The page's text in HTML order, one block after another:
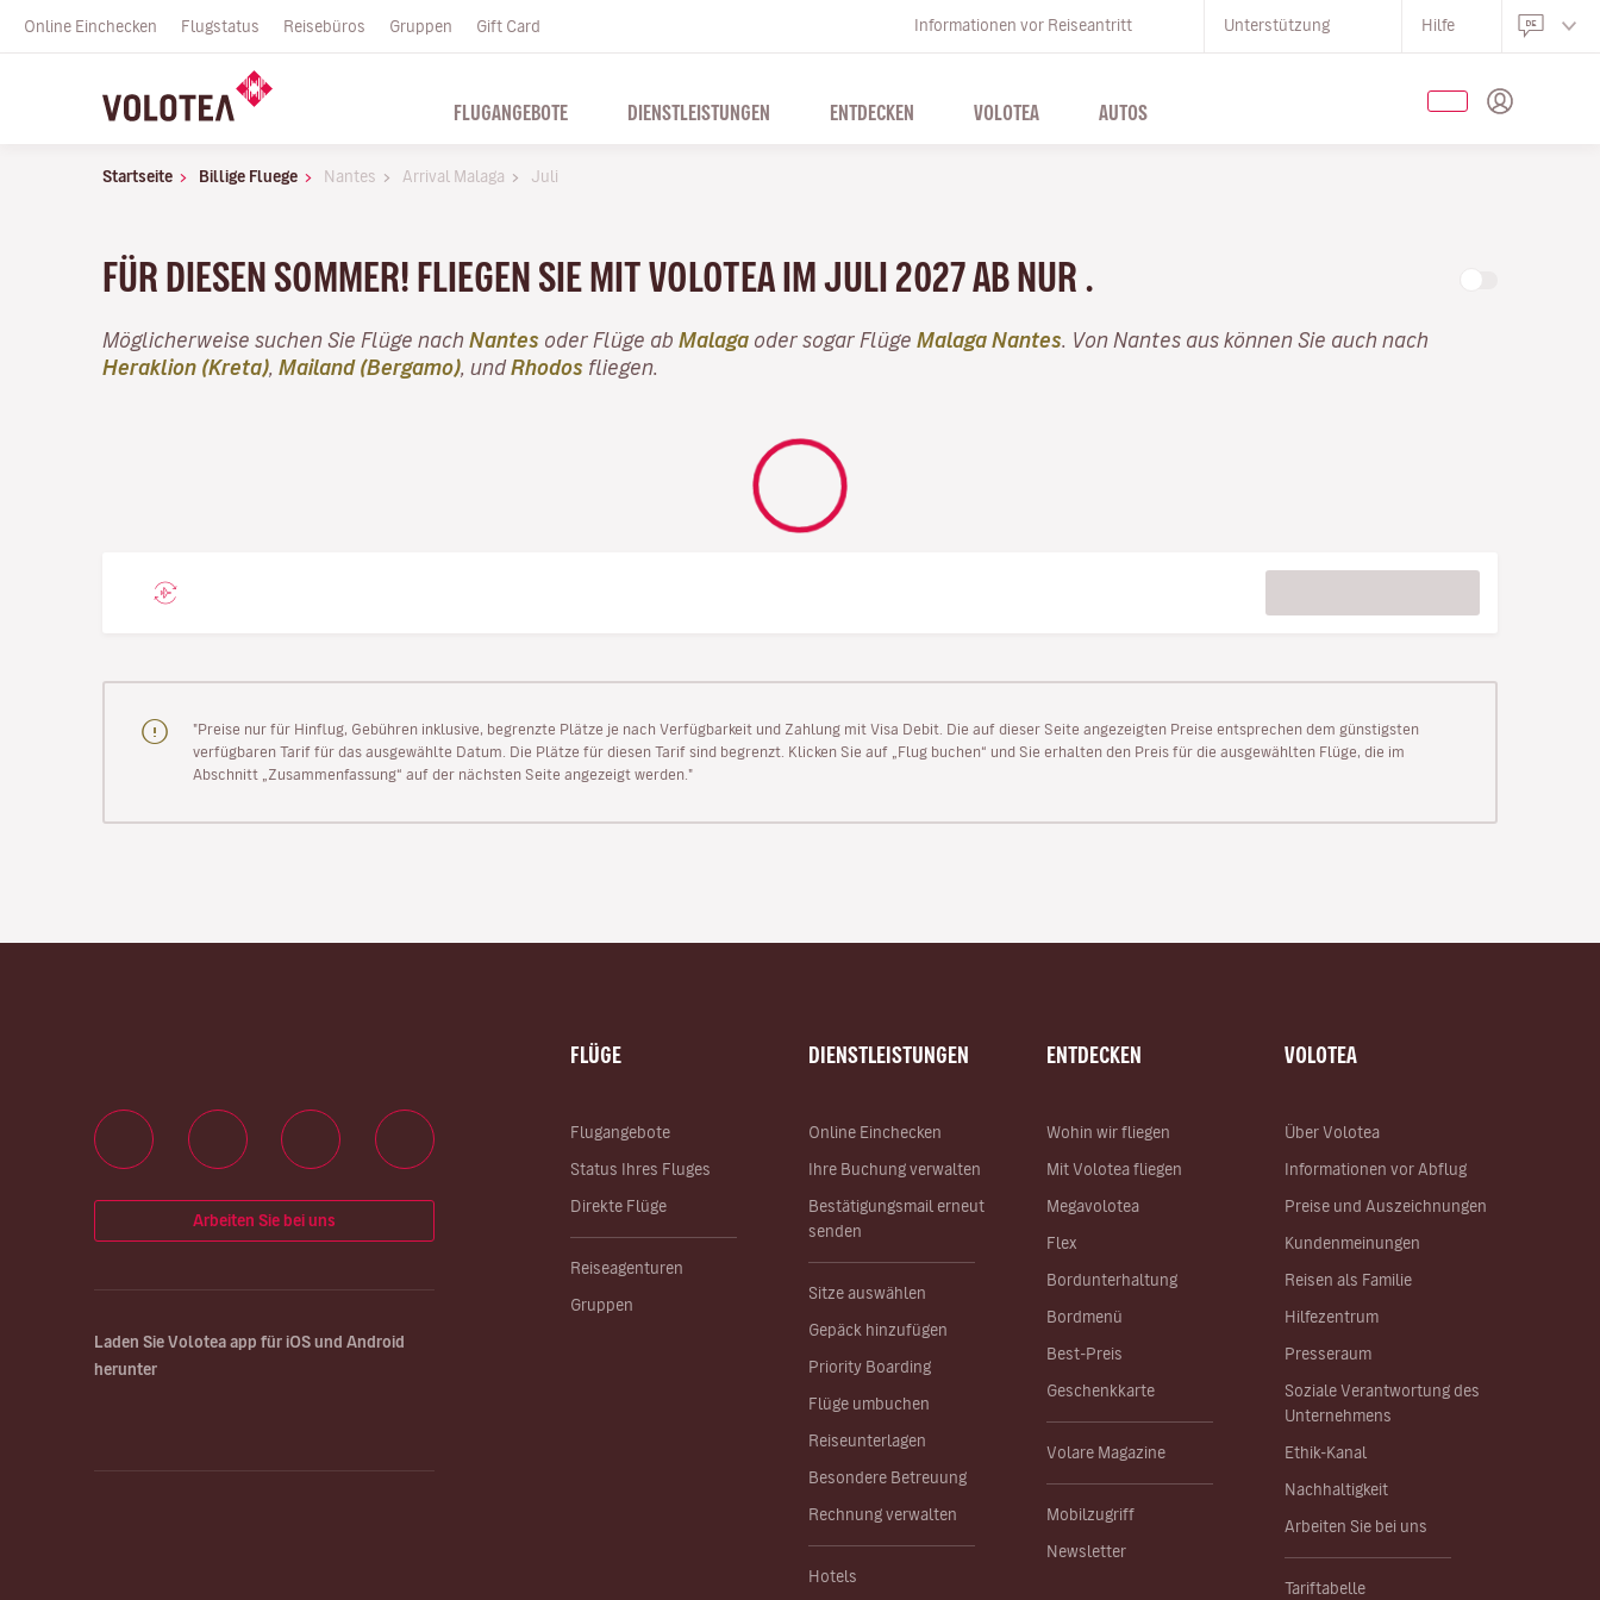
Online Einchecken Flugstatus Reisebüros Gruppen Gift Card Informationen vor Reiseantritt Unterstützung Hilfe
FLUGANGEBOTE DIENSTLEISTUNGEN ENTDECKEN VOLOTEA AUTOS
Startseite Billige Fluege Nantes Arrival Malaga Juli
FÜR DIESEN SOMMER! FLIEGEN SIE MIT VOLOTEA IM JULI 2027 AB NUR .
Möglicherweise suchen Sie Flüge nach Nantes oder Flüge ab Malaga oder sogar Flüge Malaga Nantes . Von Nantes aus können Sie auch nach
Heraklion (Kreta) Mailand (Bergamo) , undRhodos fliegen.
"Preise nur für Hinflug, Gebühren inklusive, begrenzte Plätze je nach Verfügbarkeit und Zahlung mit Visa Debit. Die auf dieser Seite angezeigten Preise entsprechen dem günstigsten
verfügbaren Tarif für das ausgewählte Datum. Die Plätze für diesen Tarif sind begrenzt. Klicken Sie auf „Flug buchen“ und Sie erhalten den Preis für die ausgewählten Flüge, die im
Abschnitt „Zusammenfassung“ auf der nächsten Seite angezeigt werden."
FLÜGE
Flugangebote
Status Ihres Fluges
Direkte Flüge
Reiseagenturen
Gruppen
DIENSTLEISTUNGEN
Online Einchecken
Ihre Buchung verwalten
Bestätigungsmail erneut
senden
Sitze auswählen
Gepäck hinzufügen
Priority Boarding
Flüge umbuchen
Reiseunterlagen
Besondere Betreuung
Rechnung verwalten
Hotels
ENTDECKEN
Wohin wir fliegen
Mit Volotea fliegen
Megavolotea
Flex
Bordunterhaltung
Bordmenü
Best-Preis
Geschenkkarte
Volare Magazine
Mobilzugriff
Newsletter
VOLOTEA
Über Volotea
Informationen vor Abflug
Preise und Auszeichnungen
Kundenmeinungen
Reisen als Familie
Hilfezentrum
Presseraum
Soziale Verantwortung des
Unternehmens
Ethik-Kanal
Nachhaltigkeit
Arbeiten Sie bei uns
Tariftabelle
Arbeiten Sie bei uns
Laden Sie Volotea app für iOS und Android
herunter